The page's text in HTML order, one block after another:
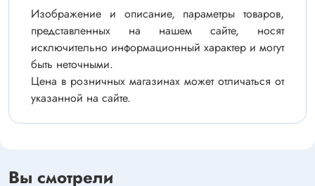
Изображение и описание, параметры товаров,
представленных на нашем сайте, носят
исключительно информационный характер и могут
быть неточными.
Цена в розничных магазинах может отличаться от
указанной на сайте.
Вы смотрели